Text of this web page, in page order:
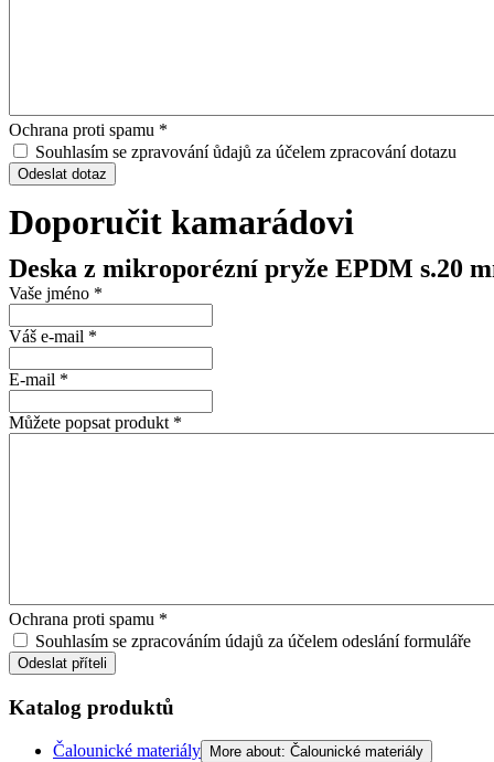
Ochrana proti spamu *
Souhlasím se zpravování ůdajů za účelem zpracování dotazu
Odeslat dotaz
Doporučit kamarádovi
Deska z mikroporézní pryže EPDM s.20
Vaše jméno *
Váš e-mail *
E-mail *
Můžete popsat produkt *
Ochrana proti spamu *
Souhlasím se zpracováním údajů za účelem odeslání formuláře
Odeslat příteli
Katalog produktů
Čalounické materiály More about: Čalounické materiály